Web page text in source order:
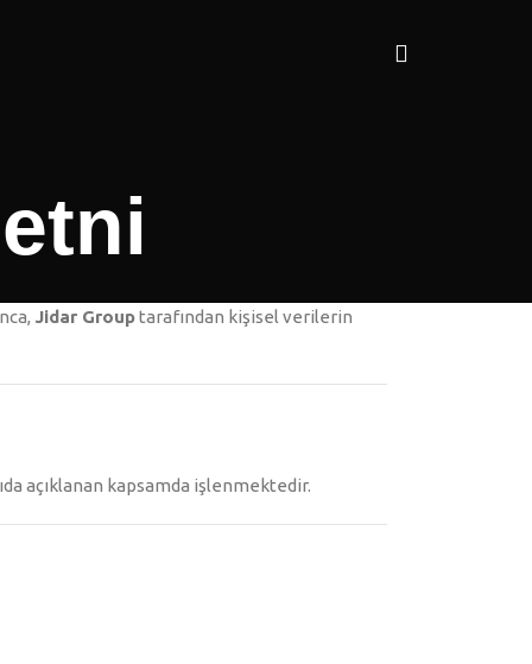
Jidar Grouptarafından kişisel verilerin
açıklanan kapsamda işlenmektedir.